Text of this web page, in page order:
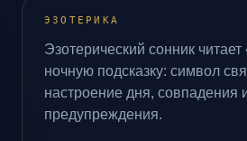
ЭЗОТЕРИКА
Эзотерический сонник
ночную подсказку: символ
настроение дня, совпадения
предупреждения.